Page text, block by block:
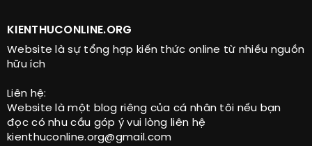
KIENTHUCONLINE.ORG
Website là sự tổng hợp kiến thức online từ nhiều nguồn
hữu ích
Liên hệ:
Website là một blog riêng của cá nhân tôi nếu bạn
đọc có nhu cầu góp ý vui lòng liên hệ
kienthuconline.org@gmail.com